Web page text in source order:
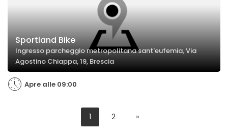
Sportland Bike
Ingresso parcheggio metropolitana sant'eufemia, Via
Agostino Chiappa, 19, Brescia
Apre alle 09:00
1 2 »